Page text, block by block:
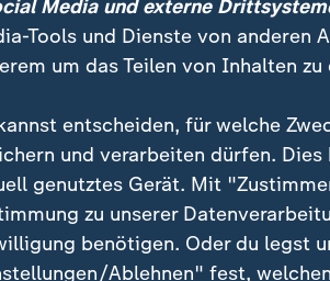
Ukraine teilen sich eine etwa 600
Media und externe
Tools und Dienste von anderen
um das Teilen von Inhalten
entscheiden, für welche
und verarbeiten dürfen.
genutztes Gerät. Mit
zu unserer
benötigen. Oder du legst
Ablehnen" fest,